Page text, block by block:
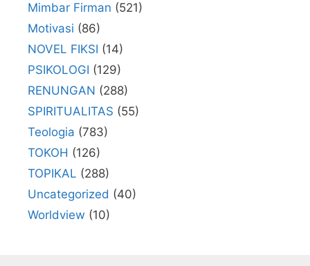
Mimbar Firman (521)
Motivasi (86)
NOVEL FIKSI (14)
PSIKOLOGI (129)
RENUNGAN (288)
SPIRITUALITAS (55)
Teologia (783)
TOKOH (126)
TOPIKAL (288)
Uncategorized (40)
Worldview (10)